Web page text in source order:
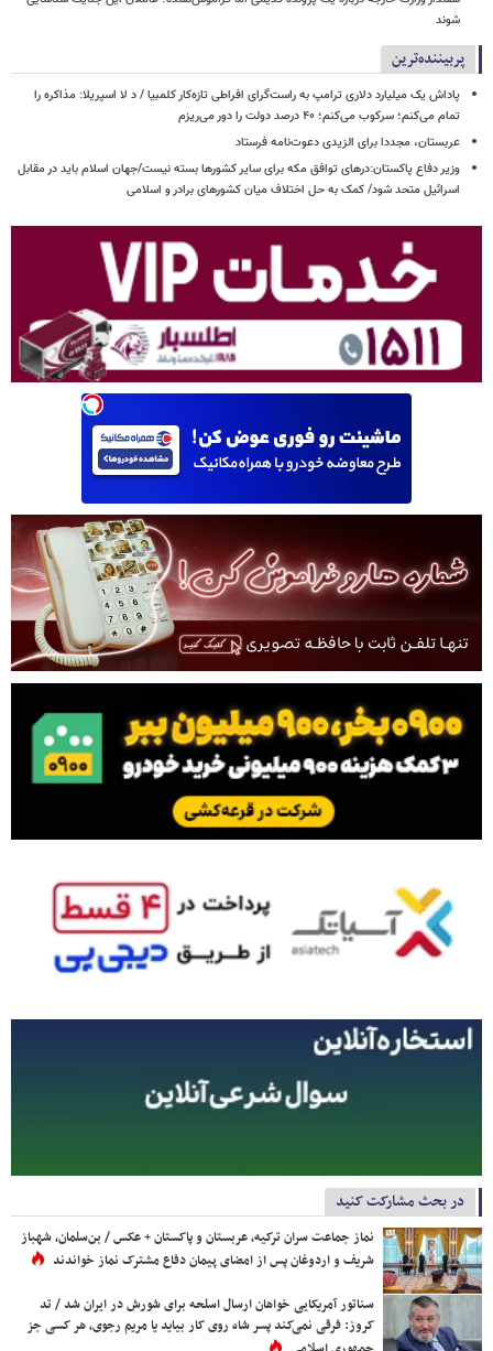
شوند
پربیننده‌ترین
پاداش یک میلیارد دلاری ترامپ به راست‌گرای افراطی تازه‌کار کلمبیا / د لا اسپریلا: مذاکره را
تمام می‌کنم؛ سرکوب می‌کنم؛ ۴۰ درصد دولت را دور می‌ریزم
عربستان، مجددا برای الزیدی دعوت‌نامه فرستاد
وزیر دفاع پاکستان:درهای توافق مکه برای سایر کشورها بسته نیست/جهان اسلام باید در مقابل
اسرائیل متحد شود/ کمک به حل اختلاف میان کشورهای برادر و اسلامی
در بحث مشارکت کنید
نماز جماعت سران ترکیه، عربستان و پاکستان + عکس / بن‌سلمان، شهباز
شریف و اردوغان پس از امضای پیمان دفاع مشترک نماز خواندند
سناتور آمریکایی خواهان ارسال اسلحه برای شورش در ایران شد / تد
کروز: فرقی نمی‌کند پسر شاه روی کار بیاید یا مریم رجوی، هر کسی جز